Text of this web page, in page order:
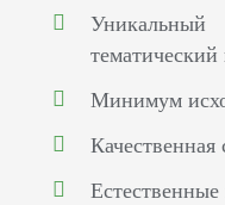
тематический
Минимум
Качественная